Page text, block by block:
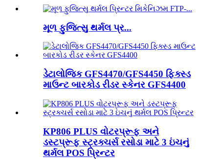
મૂળ ફુજિત્સુ થર્મલ પ્ર...
ડેટાલોજિક GFS4470/GFS4450 ફિક્સ્ડ
માઉન્ટ બારકોડ રીડર સ્કેનર GFS4400
KP806 PLUS વોટરપ્રૂફ અને
ડસ્ટપ્રૂફ સ્ટ્રક્ચર્સ રસોડા માટે 3 ઇંચનું
થર્મલ POS પ્રિન્ટર